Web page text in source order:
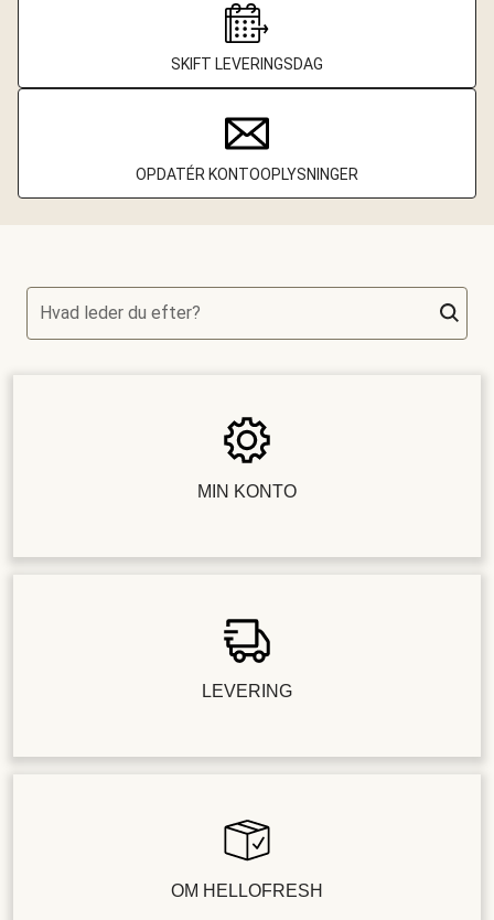
SKIFT LEVERINGSDAG
OPDATÉR KONTOOPLYSNINGER
Hvad leder du efter?
MIN KONTO
LEVERING
OM HELLOFRESH